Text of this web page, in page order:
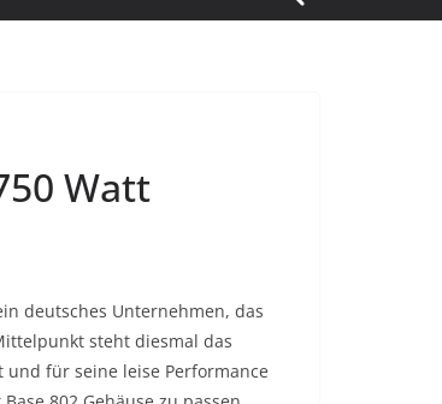
Watt
deutsches Unternehmen, das
steht diesmal das
und für seine leise Performance